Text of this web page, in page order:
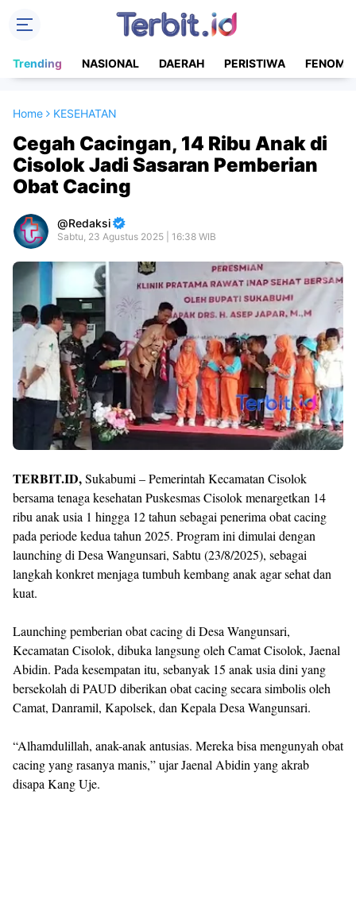
Trending NASIONAL DAERAH PERISTIWA
Home KESEHATAN
Cegah Cacingan, 14 Ribu Anak di
Cisolok Jadi Sasaran Pemberian
Obat Cacing
Redaksi
Sabtu, 23 Agustus 2025 | 16:38 WIB
TERBIT.ID,Sukabumi – Pemerintah Kecamatan Cisolok
bersama tenaga kesehatan Puskesmas Cisolok menargetkan 14
ribu anak usia 1 hingga 12 tahun sebagai penerima obat cacing
pada periode kedua tahun 2025. Program ini dimulai dengan
launching di Desa Wangunsari, Sabtu (23/8/2025), sebagai
langkah konkret menjaga tumbuh kembang anak agar sehat dan
kuat.
Launching pemberian obat cacing di Desa Wangunsari,
Kecamatan Cisolok, dibuka langsung oleh Camat Cisolok, Jaenal
Abidin. Pada kesempatan itu, sebanyak 15 anak usia dini yang
bersekolah di PAUD diberikan obat cacing secara simbolis oleh
Camat, Danramil, Kapolsek, dan Kepala Desa Wangunsari.
“Alhamdulillah, anak-anak antusias. Mereka bisa mengunyah obat
cacing yang rasanya manis,” ujar Jaenal Abidin yang akrab
disapa Kang Uje.